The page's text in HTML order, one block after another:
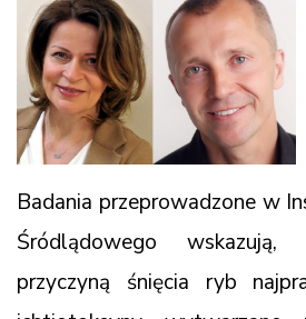
Badania przeprowadzone w
Śródlądowego wskazują,
przyczyną śnięcia ryb